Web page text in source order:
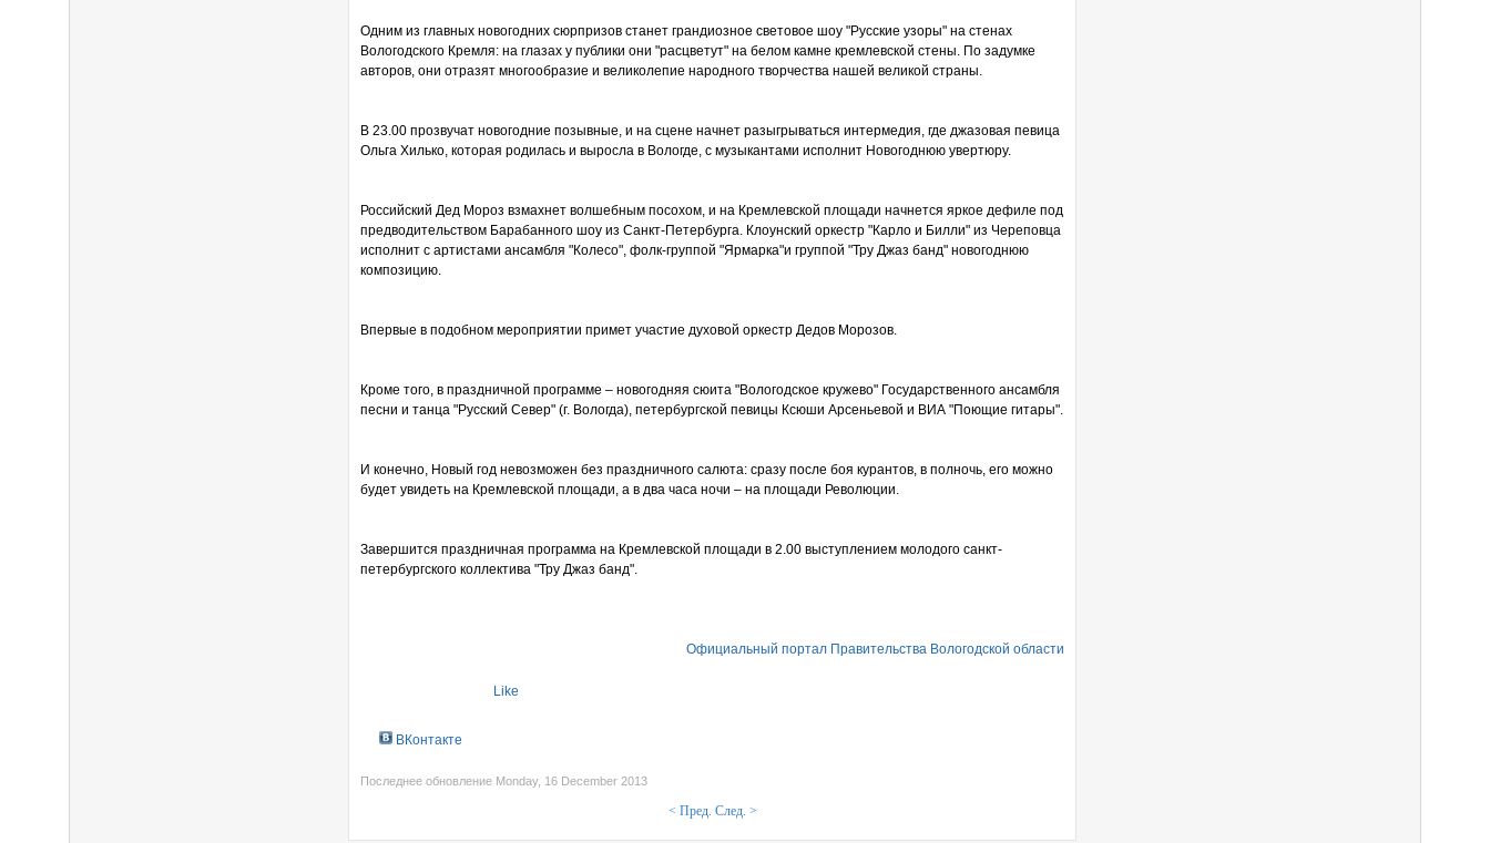
Одним из главных новогодних сюрпризов станет грандиозное световое шоу "Русские узоры" на стенах
Вологодского Кремля: на глазах у публики они "расцветут" на белом камне кремлевской стены. По задумке
авторов, они отразят многообразие и великолепие народного творчества нашей великой страны.
В 23.00 прозвучат новогодние позывные, и на сцене начнет разыгрываться интермедия, где джазовая певица
Ольга Хилько, которая родилась и выросла в Вологде, с музыкантами исполнит Новогоднюю увертюру.
Российский Дед Мороз взмахнет волшебным посохом, и на Кремлевской площади начнется яркое дефиле под
предводительством Барабанного шоу из Санкт-Петербурга. Клоунский оркестр "Карло и Билли" из Череповца
исполнит с артистами ансамбля "Колесо", фолк-группой "Ярмарка"и группой "Тру Джаз банд" новогоднюю
композицию.
Впервые в подобном мероприятии примет участие духовой оркестр Дедов Морозов.
Кроме того, в праздничной программе – новогодняя сюита "Вологодское кружево" Государственного ансамбля
песни и танца "Русский Север" (г. Вологда), петербургской певицы Ксюши Арсеньевой и ВИА "Поющие гитары".
И конечно, Новый год невозможен без праздничного салюта: сразу после боя курантов, в полночь, его можно
будет увидеть на Кремлевской площади, а в два часа ночи – на площади Революции.
Завершится праздничная программа на Кремлевской площади в 2.00 выступлением молодого санкт-
петербургского коллектива "Тру Джаз банд".
Официальный портал Правительства Вологодской области
Like
ВКонтакте
Последнее обновление Monday, 16 December 2013
< Пред. След. >